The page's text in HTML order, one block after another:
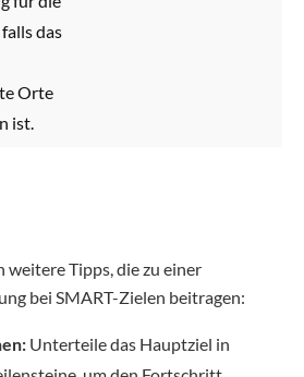
das
Orte
ist.
weitere Tipps, die zu einer
bei SMART-Zielen beitragen:
Unterteile das Hauptziel in